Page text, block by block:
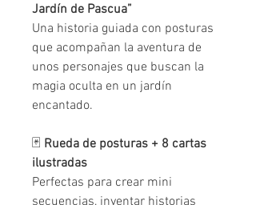
Jardín de Pascua”
Una historia guiada con posturas
que acompañan la aventura de
unos personajes que buscan la
magia oculta en un jardín
encantado.
🃏 Rueda de posturas + 8 cartas
ilustradas
Perfectas para crear mini